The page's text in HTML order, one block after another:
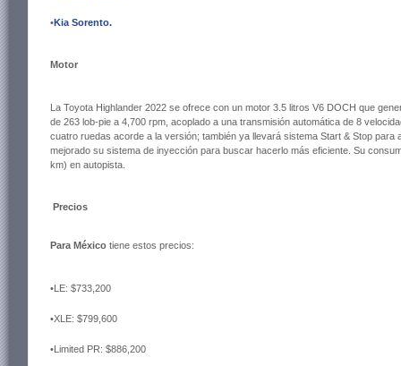
•Kia Sorento.
Motor
La Toyota Highlander 2022 se ofrece con un motor 3.5 litros V6 DOCH que
de 263 lob-pie a 4,700 rpm, acoplado a una transmisión automática de 8
cuatro ruedas acorde a la versión; también ya llevará sistema Start & Stop para
mejorado su sistema de inyección para buscar hacerlo más eficiente. Su
km) en autopista.
Precios
Para México tiene estos precios:
•LE: $733,200
•XLE: $799,600
•Limited PR: $886,200